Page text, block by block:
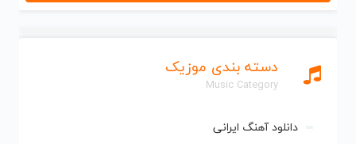
دسته بندی موزیک
Music Category
دانلود آهنگ ایرانی